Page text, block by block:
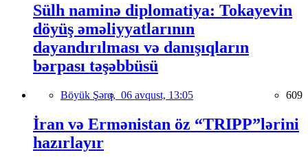
Sülh naminə diplomatiya: Tokayevin
döyüş əməliyyatlarının
dayandırılması və danışıqların
bərpası təşəbbüsü
Böyük Şərq, 06 avqust, 13:05 609
İran və Ermənistan öz “TRIPP”lərini
hazırlayır